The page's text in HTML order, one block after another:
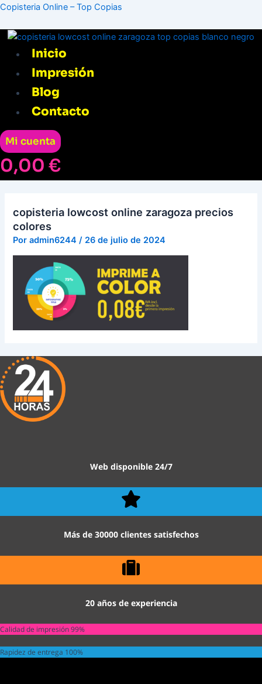
Ir
contenido
Copisteria Online – Top Copias
Menú
Inicio
Impresión
Blog
Contacto
Mi cuenta
0,00 €
copisteria lowcost online zaragoza precios
colores
Poradmin6244/ 26 de julio de 2024
Web disponible 24/7
Más de 30000 clientes satisfechos
20 años de experiencia
Calidad de impresión99%
Rapidez de entrega 100%